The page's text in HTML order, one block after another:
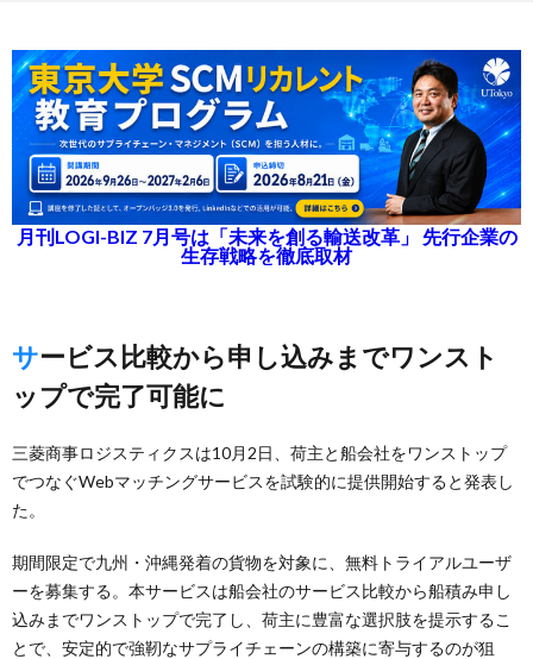
月刊LOGI-BIZ 7月号は「未来を創る輸送改革」 先行企業の
生存戦略を徹底取材
サービス比較から申し込みまでワンスト
ップで完了可能に
三菱商事ロジスティクスは10月2日、荷主と船会社をワンストップ
でつなぐWebマッチングサービスを試験的に提供開始すると発表し
た。
期間限定で九州・沖縄発着の貨物を対象に、無料トライアルユーザ
ーを募集する。本サービスは船会社のサービス比較から船積み申し
込みまでワンストップで完了し、荷主に豊富な選択肢を提示するこ
とで、安定的で強靭なサプライチェーンの構築に寄与するのが狙